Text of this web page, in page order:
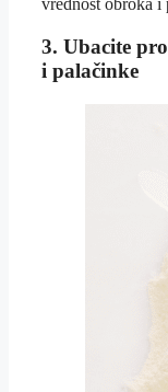
vrednost obroka i
3. Ubacite
i palačinke